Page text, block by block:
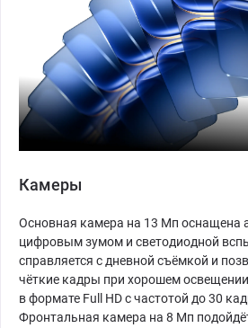
Камеры
Основная камера на 13 Мп оснащена
цифровым зумом и светодиодной
справляется с дневной съёмкой и
чёткие кадры при хорошем
в формате Full HD с частотой до 30
Фронтальная камера на 8 Мп